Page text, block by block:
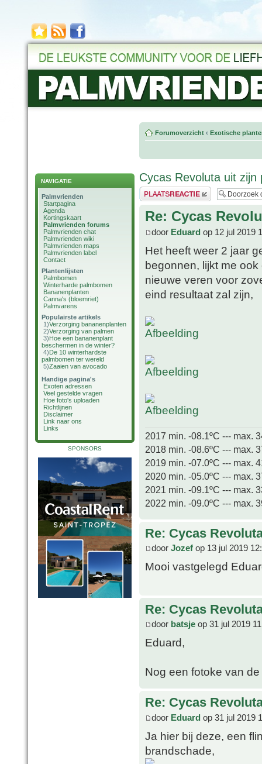
NAVIGATIE
Palmvrienden
Startpagina
Agenda
Kortingskaart
Palmvrienden forums
Palmvrienden chat
Palmvrienden wiki
Palmvrienden maps
Palmvrienden label
Contact
Plantenlijsten
Palmbomen
Winterharde palmbomen
Bananenplanten
Canna's (bloemriet)
Palmvarens
Populairste artikels
1)Verzorging bananenplanten
2)Verzorging van palmen
3)Hoe een bananenplant
beschermen in de winter?
4)De 10 winterhardste
palmbomen ter wereld
5)Zaaien van avocado
Handige pagina's
Exoten adressen
Veel gestelde vragen
Hoe foto's uploaden
Richtlijnen
Disclaimer
Link naar ons
Links
SPONSORS
Forumoverzicht ‹ Exotische
Cycas Revoluta uit zijn
Plaats een reactie
Re: Cycas
door Eduard op 12 jul 2019
Het heeft weer 2 jaar
begonnen, lijkt me
nieuwe veren voor
eind resultaat zal zijn,
2017 min. -08.1ºC --- max.
2018 min. -08.6ºC --- max.
2019 min. -07.0ºC --- max.
2020 min. -05.0ºC --- max.
2021 min. -09.1ºC --- max.
2022 min. -09.0ºC --- max.
Re: Cycas
door Jozef op 13 jul 2019
Mooi vastgelegd
Re: Cycas
door batsje op 31 jul 2019
Eduard,
Nog een fotoke van
Re: Cycas
door Eduard op 31 jul 2019
Ja hier bij deze, een
brandschade,